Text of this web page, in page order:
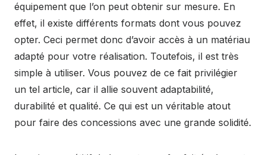
équipement que l’on peut obtenir sur mesure. En
effet, il existe différents formats dont vous pouvez
opter. Ceci permet donc d’avoir accès à un matériau
adapté pour votre réalisation. Toutefois, il est très
simple à utiliser. Vous pouvez de ce fait privilégier
un tel article, car il allie souvent adaptabilité,
durabilité et qualité. Ce qui est un véritable atout
pour faire des concessions avec une grande solidité.